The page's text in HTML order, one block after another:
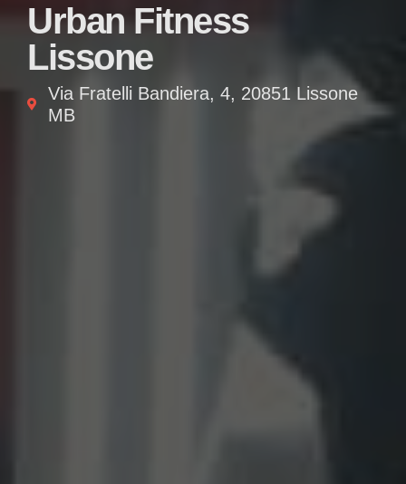
Urban Fitness
Lissone
Via Fratelli Bandiera, 4, 20851 Lissone
MB